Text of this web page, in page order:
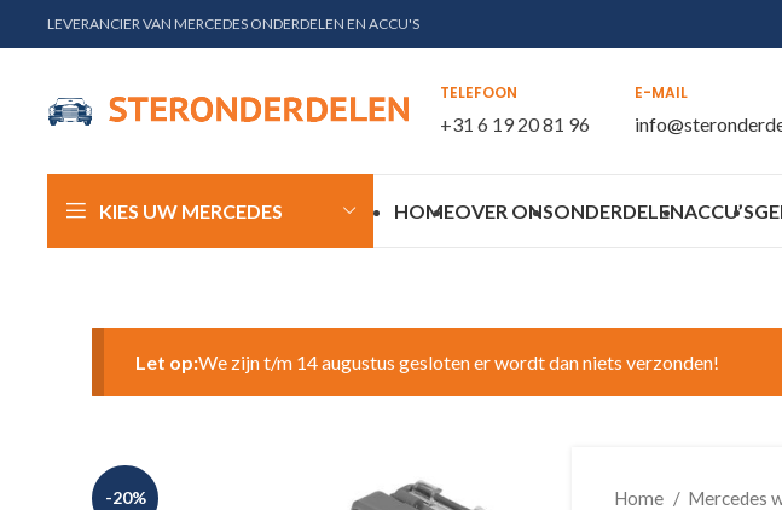
LEVERANCIER VAN MERCEDES ONDERDELEN EN ACCU'S
TELEFOON
+31 6 19 20 81 96
E-MAIL
KIES UW MERCEDES HOMEOVER ONSONDERDELENACCU’S
Let op:We zijn t/m 14 augustus gesloten er wordt dan niets verzonden!
-20% Home Mercedes